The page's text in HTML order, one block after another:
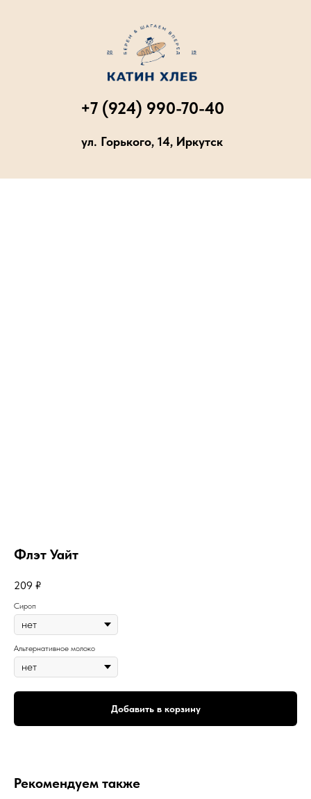
+7 (924) 990-70-40
ул. Горького, 14, Иркутск
Флэт Уайт
209 ₽
Сироп
Альтернативное молоко
Добавить в корзину
Рекомендуем также